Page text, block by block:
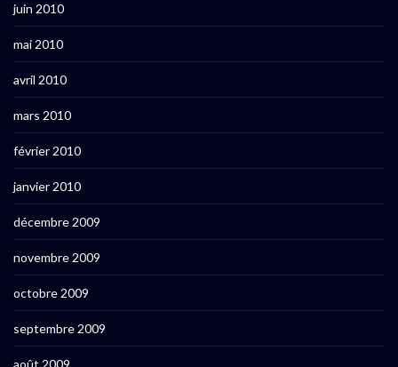
juin 2010
mai 2010
avril 2010
mars 2010
février 2010
janvier 2010
décembre 2009
novembre 2009
octobre 2009
septembre 2009